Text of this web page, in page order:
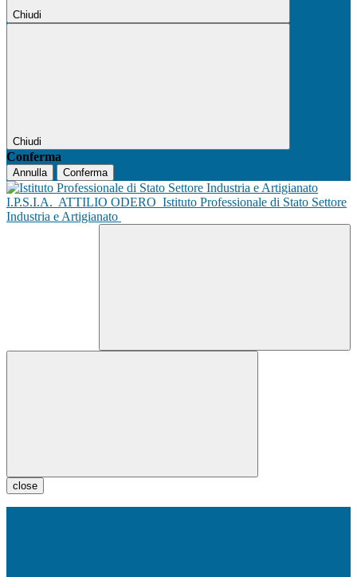
Chiudi
Chiudi
Conferma
Annulla Conferma
I.P.S.I.A. ATTILIO ODERO Istituto Professionale di Stato Settore
Industria e Artigianato
close